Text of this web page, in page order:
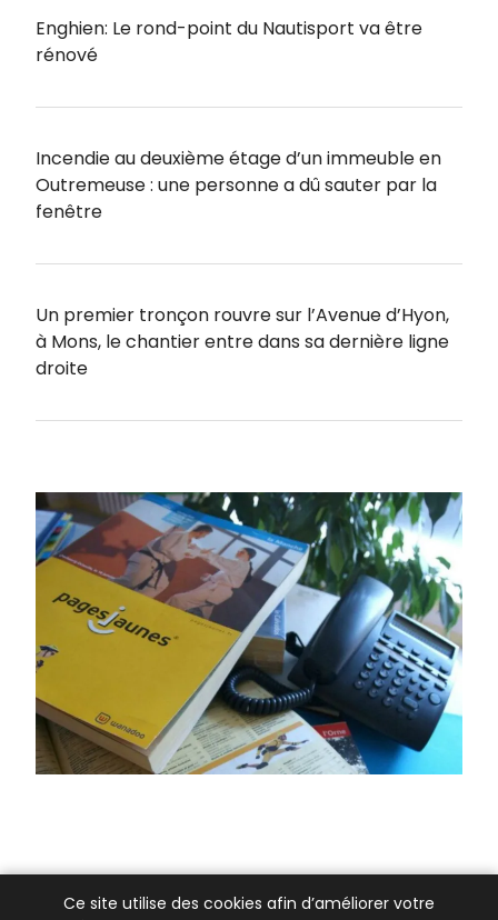
Enghien: Le rond-point du Nautisport va être
rénové
Incendie au deuxième étage d’un immeuble en
Outremeuse : une personne a dû sauter par la
fenêtre
Un premier tronçon rouvre sur l’Avenue d’Hyon,
à Mons, le chantier entre dans sa dernière ligne
droite
Ce site utilise des cookies afin d’améliorer votre